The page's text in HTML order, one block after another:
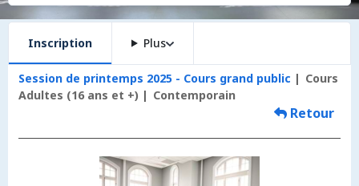
Inscription Plus
Session de printemps 2025 - Cours grand public
Cours
Adultes (16 ans et +)
Contemporain
Retour